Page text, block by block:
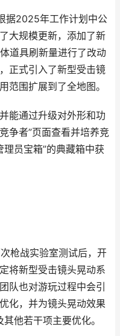
2025年工作计划中公
大规模更新，添加了新
道具刷新量进行了改动
正式引入了新型受击镜
范围扩展到了全地图。
能通过升级对外形和功
争者”页面查看并培养竞
员宝箱”的典藏箱中获
战实验室测试后，开
将新型受击镜头晃动系
队也对游玩过程中会引
化，并为镜头晃动效果
他若干项主要优化。